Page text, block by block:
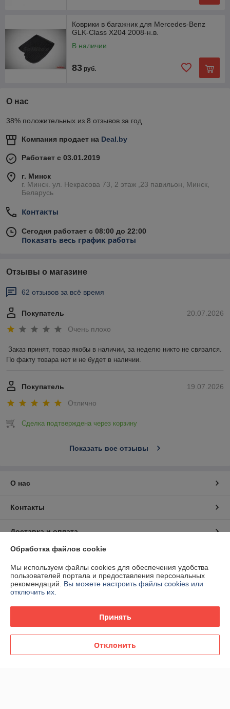
Коврики в багажник для Mercedes-Benz
GLK-Class X204 2008-н.в.
В наличии
83 руб.
О нас
38% положительных из 8 отзывов за год
Компания продает на Deal.by
Работает с 03.01.2019
г. Минск
г. Минск. ул. Некрасова 73, 2 этаж ,23 павильон, Минск,
Беларусь
Контакты
Сегодня работает с 08:00 до 22:00
Показать весь график работы
Отзывы о магазине
62 отзывов за всё время
20.07.2026
Покупатель
Очень плохо
Заказ принят, товар якобы в наличии, за неделю никто не связался.
По факту товара нет и не будет в наличии.
19.07.2026
Покупатель
Отлично
Сделка подтверждена через корзину
Показать все отзывы
О нас
Контакты
Доставка и оплата
График работы
Полная версия сайта
Сайт создан на платформе Deal.by
Обработка файлов cookie
Мы используем файлы cookies для обеспечения удобства
пользователей портала и предоставления персональных
рекомендаций. Вы можете настроить файлы cookies или
отключить их.
Принять
Отклонить